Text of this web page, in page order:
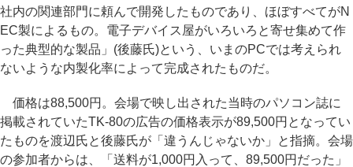
社内の関連部門に頼んで開発したものであり、ほぼすべてがN
EC製によるもの。電子デバイス屋がいろいろと寄せ集めて作
った典型的な製品」(後藤氏)という、いまのPCでは考えられ
ないような内製化率によって完成されたものだ。
価格は88,500円。会場で映し出された当時のパソコン誌に
掲載されていたTK-80の広告の価格表示が89,500円となってい
たものを渡辺氏と後藤氏が「違うんじゃないか」と指摘。会場
の参加者からは、「送料が1,000円入って、89,500円だった」